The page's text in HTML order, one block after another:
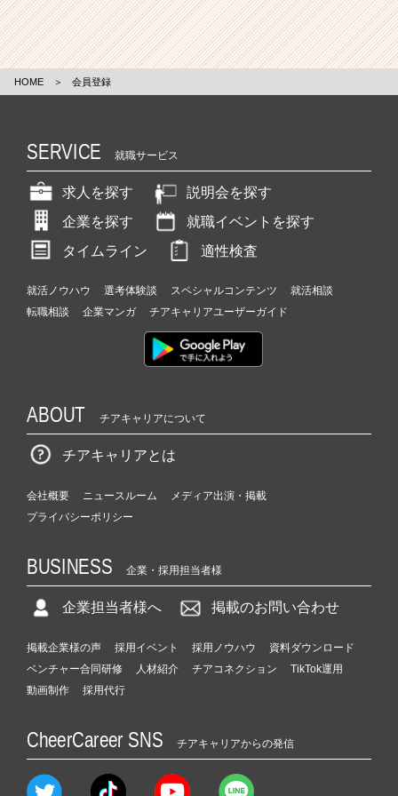
HOME ＞ 会員登録
SERVICE 就職サービス
求人を探す
説明会を探す
企業を探す
就職イベントを探す
タイムライン
適性検査
就活ノウハウ 選考体験談 スペシャルコンテンツ
就活相談
転職相談
企業マンガ チアキャリアユーザーガイド
ABOUT チアキャリアについて
チアキャリアとは
会社概要 ニュースルーム
メディア出演・掲載
プライバシーポリシー
BUSINESS 企業・採用担当者様
企業担当者様へ 掲載のお問い合わせ
掲載企業様の声 採用イベント 採用ノウハウ
資料ダウンロード
ベンチャー合同研修
人材紹介 チアコネクション
TikTok運用
動画制作
採用代行
CheerCareer SNS チアキャリアからの発信